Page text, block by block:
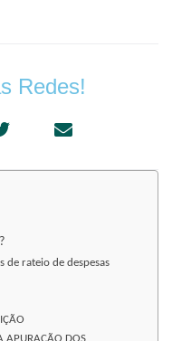
Redes!
de rateio de despesas
APURAÇÃO DOS